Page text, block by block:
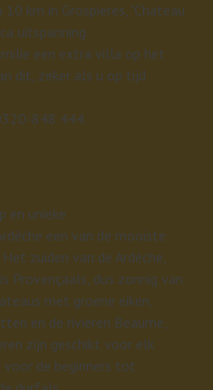
km in Grospieres, "Chateau
uitspanning
een extra villa op het
dit, zeker als u op tijd
848 444.
en unieke
een van de mooiste
zuiden van de Ardèche,
Provençaals, dus zonnig van
met groene eiken,
en de rivieren Beaume,
zijn geschikt voor elk
de beginners tot